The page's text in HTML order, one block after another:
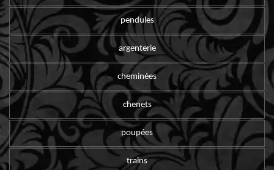
pendules
argenterie
cheminées
chenets
poupées
trains